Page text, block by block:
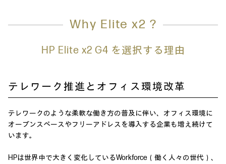
Why Elite x2 ?
HP Elite x2 G4 を選択する理由
テレワーク推進とオフィス環境改革
テレワークのような柔軟な働き方の普及に伴い、オフィス環境に
オープンスペースやフリーアドレスを導入する企業も増え続けて
います。
HPは世界中で大きく変化しているWorkforce（働く人々の世代）、